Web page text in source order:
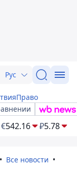
Рус
Право
€542.16 ₽5.78
Все новости